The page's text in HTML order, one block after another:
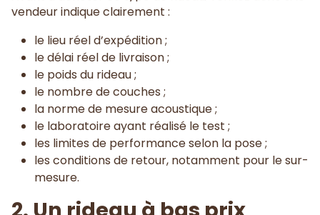
vendeur indique clairement :
le lieu réel d’expédition ;
le délai réel de livraison ;
le poids du rideau ;
le nombre de couches ;
la norme de mesure acoustique ;
le laboratoire ayant réalisé le test ;
les limites de performance selon la pose ;
les conditions de retour, notamment pour le sur-
mesure.